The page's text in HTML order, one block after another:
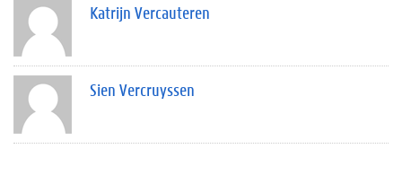
Katrijn Vercauteren
Sien Vercruyssen